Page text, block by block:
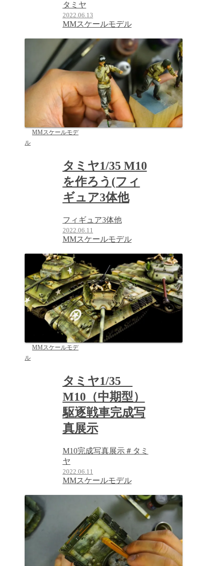
タミヤ
2022.06.13
MMスケールモデル
MMスケールモデ
ル
タミヤ1/35 M10
を作ろう(フィ
ギュア3体他
フィギュア3体他
2022.06.11
MMスケールモデル
MMスケールモデ
ル
タミヤ1/35
M10（中期型）
駆逐戦車完成写
真展示
M10完成写真展示＃タミ
ヤ
2022.06.11
MMスケールモデル